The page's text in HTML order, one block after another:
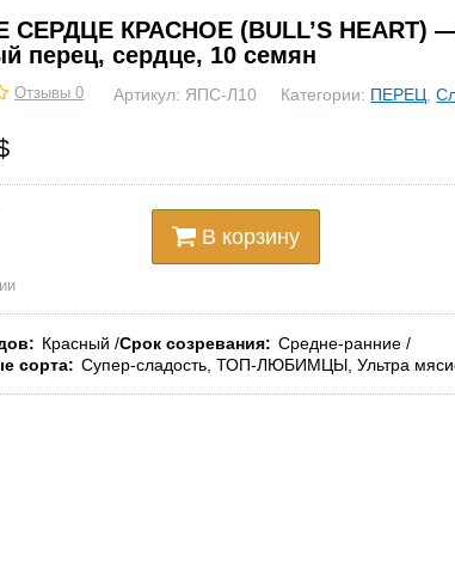
КРАСНОЕ (BULL’S HEART)
перец, сердце, 10 семян
Отзывы 0 Артикул: ЯПС-Л10 Категории: ПЕРЕЦ ,
В корзину
Красный Срок созревания
Средне-ранние
сорта
Супер-сладость, ТОП-ЛЮБИМЦЫ, Ультра